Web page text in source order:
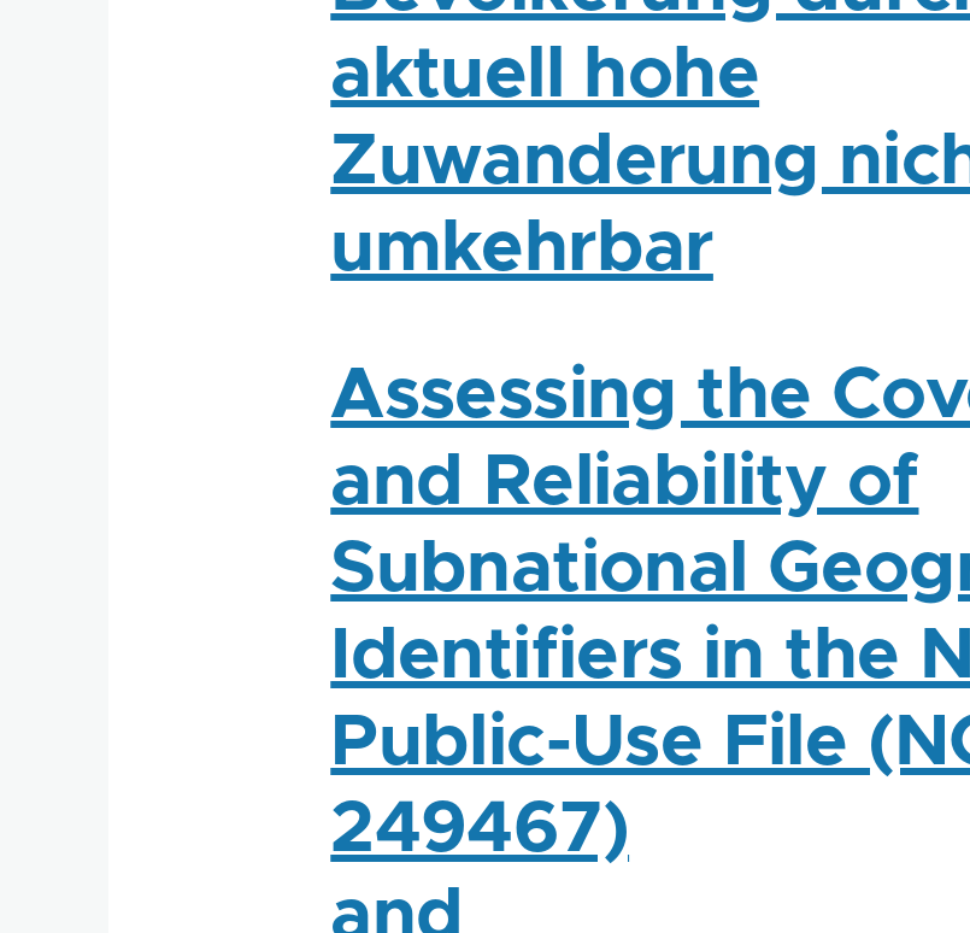
aktuell hohe
Zuwanderung
umkehrbar
Assessing the
and Reliability of
Subnational
Identifiers in the
Public-Use File
249467)
and